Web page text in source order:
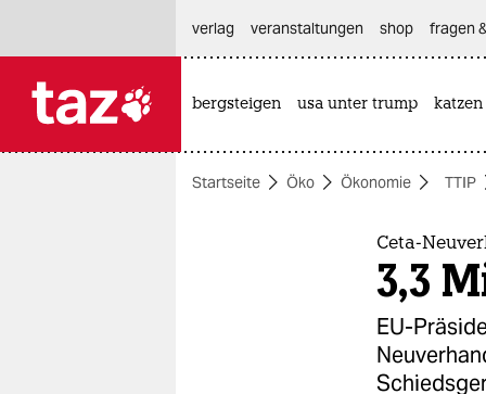
themen
verlag
veranstaltungen shop fragen
bergsteigen usa unter trump katzen
Startseite Öko Ökonomie TTIP
Ceta-
3,3
EU-